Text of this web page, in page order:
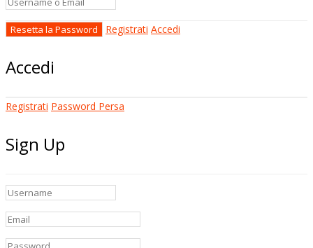
Registrati Accedi
Accedi
Registrati Password Persa
Sign Up